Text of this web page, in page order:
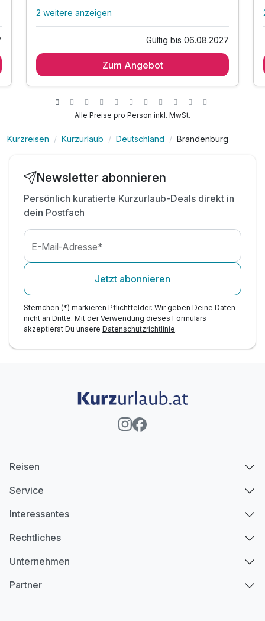
Alle Inklusivleistungen
Lausitzer Seenland
täglich reichhaltiges Frühstück zum Tagesstart
Erkundung
1 x Flasche Wasser zur Begrüßung bei Anreise
Parkplatznutzung während des Aufenthalts
2 weitere anzeigen
Gültig bis 06.08.2027
Zum Angebot
Alle Preise pro Person inkl. MwSt.
Kurzreisen Kurzurlaub Deutschland Brandenburg
Newsletter abonnieren
Persönlich kuratierte Kurzurlaub-Deals direkt in
dein Postfach
E-Mail-Adresse*
Jetzt abonnieren
Sternchen (*) markieren Pflichtfelder. Wir geben Deine Daten
nicht an Dritte. Mit der Verwendung dieses Formulars
akzeptierst Du unsere Datenschutzrichtlinie.
Reisen
Service
Interessantes
Rechtliches
Unternehmen
Partner